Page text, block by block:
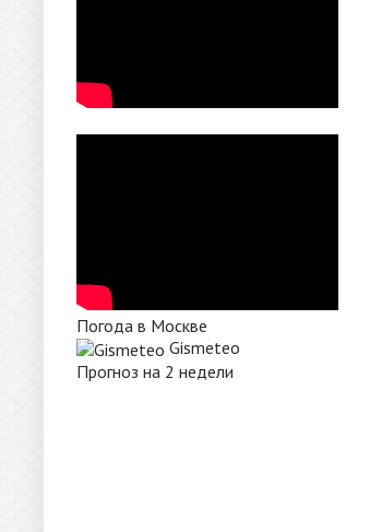
Погода в Москве
Gismeteo
Прогноз на 2 недели